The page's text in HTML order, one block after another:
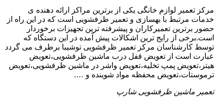
مرکز تعمیر لوازم خانگی یکی از برترین مراکز ارائه دهنده ی
خدمات مرتبط با بهسازی و تعمیر ظرفشویی است که در این راه از
حضور برترین تعمیرکاران و پیشرفته ترین تجهیزات برخوردار
است.برخی از رایج ترین اشکالات پیش آمده در این دستگاه که
توسط کارشناسان مرکز تعمیر ظرفشویی توشیبا برطرف می گردد
عبارت است از تعویض قفل درب ماشین ظرفشویی،تعویض
هیتر،تعویض پمپ تخلیه،تعویض واشر در ماشین ظرفشویی،تعویض
ترموستات،تعویض محفظه مواد شوینده و ….
تعمیر ماشین ظرفشویی شارپ